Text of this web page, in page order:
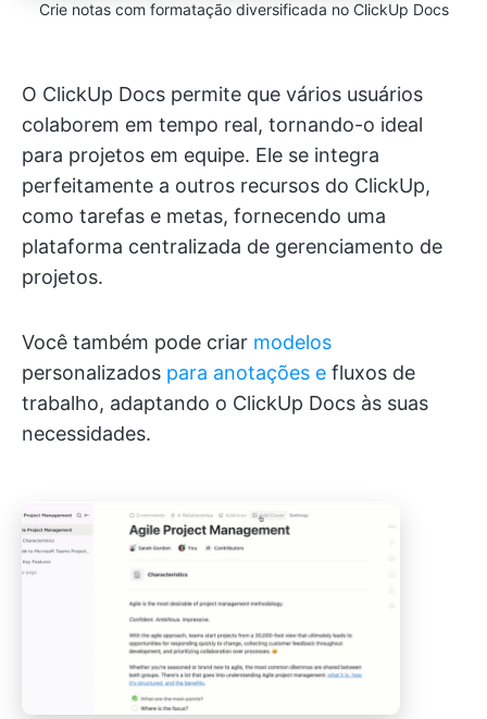
Crie notas com formatação diversificada no ClickUp Docs
O ClickUp Docs permite que vários usuários
colaborem em tempo real, tornando-o ideal
para projetos em equipe. Ele se integra
perfeitamente a outros recursos do ClickUp,
como tarefas e metas, fornecendo uma
plataforma centralizada de gerenciamento de
projetos.
Você também pode criar modelos
personalizados para anotações e fluxos de
trabalho, adaptando o ClickUp Docs às suas
necessidades.